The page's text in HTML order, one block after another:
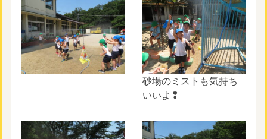
砂場のミストも気持ち
いいよ❢